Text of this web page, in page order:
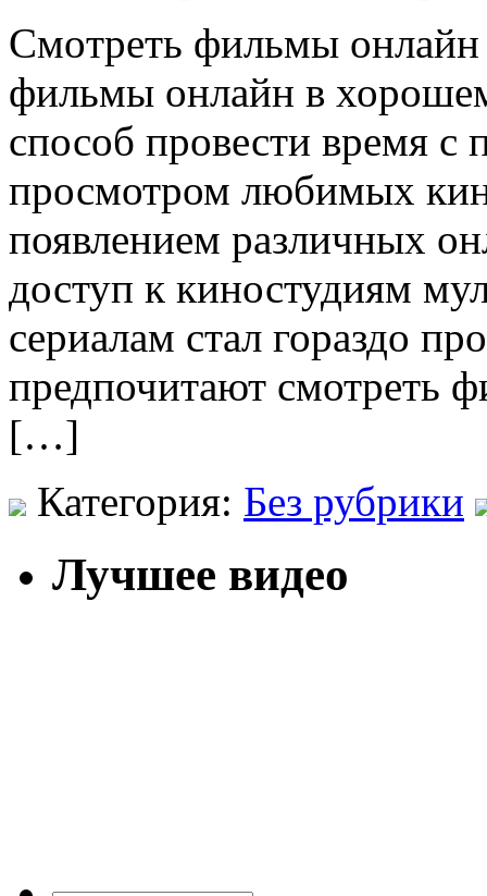
Смoтрeть фильмы
фильмы онлайн в
способ провести время с
просмотром любимых
появлением различных
доступ к киностудиям
сериалам стал гораздо
предпочитают смотреть
[…]
Категория: Без рубрики
Лучшее видео